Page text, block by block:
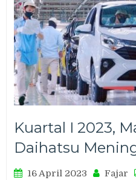
Kuartal I 2023,
Daihatsu
16 April 2023 Fajar